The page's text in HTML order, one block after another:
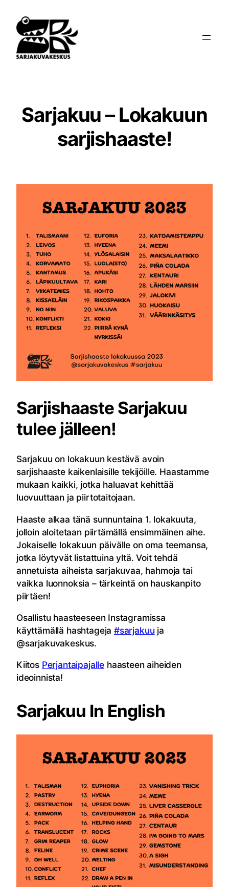
sisältöön
Sarjakuu – Lokakuun
sarjishaaste!
Sarjishaaste Sarjakuu
tulee jälleen!
Sarjakuu on lokakuun kestävä avoin
sarjishaaste kaikenlaisille tekijöille. Haastamme
mukaan kaikki, jotka haluavat kehittää
luovuuttaan ja piirtotaitojaan.
Haaste alkaa tänä sunnuntaina 1. lokakuuta,
jolloin aloitetaan piirtämällä ensimmäinen aihe.
Jokaiselle lokakuun päivälle on oma teemansa,
jotka löytyvät listattuina yltä. Voit tehdä
annetuista aiheista sarjakuvaa, hahmoja tai
vaikka luonnoksia – tärkeintä on hauskanpito
piirtäen!
Osallistu haasteeseen Instagramissa
käyttämällä hashtageja#sarjakuu ja
@sarjakuvakeskus.
Kiitos Perjantaipajalle haasteen aiheiden
ideoinnista!
Sarjakuu In English